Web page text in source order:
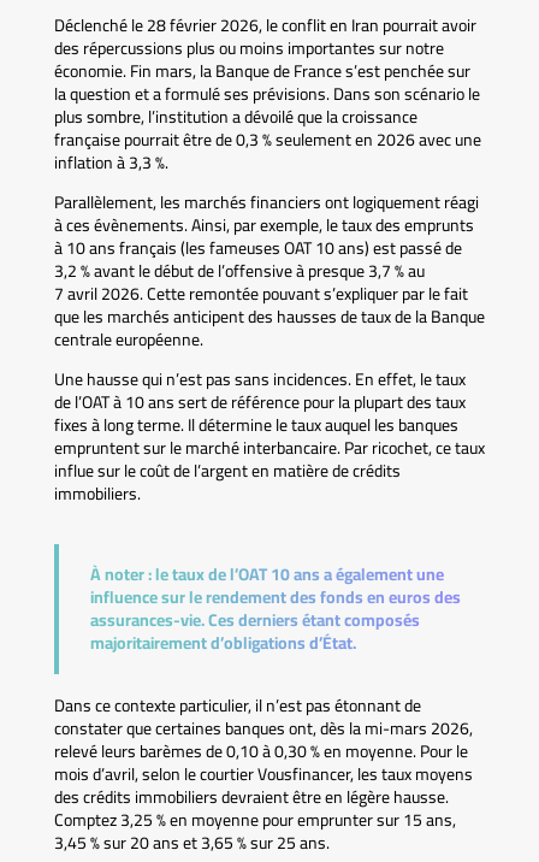
Déclenché le 28 février 2026, le conflit en Iran pourrait avoir
des répercussions plus ou moins importantes sur notre
économie. Fin mars, la Banque de France s’est penchée sur
la question et a formulé ses prévisions. Dans son scénario le
plus sombre, l’institution a dévoilé que la croissance
française pourrait être de 0,3 % seulement en 2026 avec une
inflation à 3,3 %.
Parallèlement, les marchés financiers ont logiquement réagi
à ces évènements. Ainsi, par exemple, le taux des emprunts
à 10 ans français (les fameuses OAT 10 ans) est passé de
3,2 % avant le début de l’offensive à presque 3,7 % au
7 avril 2026. Cette remontée pouvant s’expliquer par le fait
que les marchés anticipent des hausses de taux de la Banque
centrale européenne.
Une hausse qui n’est pas sans incidences. En effet, le taux
de l’OAT à 10 ans sert de référence pour la plupart des taux
fixes à long terme. Il détermine le taux auquel les banques
empruntent sur le marché interbancaire. Par ricochet, ce taux
influe sur le coût de l’argent en matière de crédits
immobiliers.
À noter :le taux de l’OAT 10 ans a également une
influence sur le rendement des fonds en euros des
assurances-vie. Ces derniers étant composés
majoritairement d’obligations d’État.
Dans ce contexte particulier, il n’est pas étonnant de
constater que certaines banques ont, dès la mi-mars 2026,
relevé leurs barèmes de 0,10 à 0,30 % en moyenne. Pour le
mois d’avril, selon le courtier Vousfinancer, les taux moyens
des crédits immobiliers devraient être en légère hausse.
Comptez 3,25 % en moyenne pour emprunter sur 15 ans,
3,45 % sur 20 ans et 3,65 % sur 25 ans.